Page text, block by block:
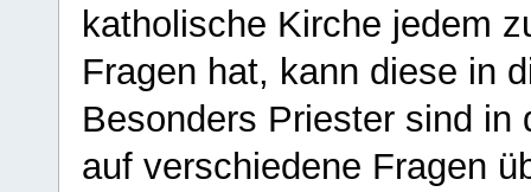
katholische Kirche jedem
Fragen hat, kann diese in
Besonders Priester sind in
auf verschiedene Fragen